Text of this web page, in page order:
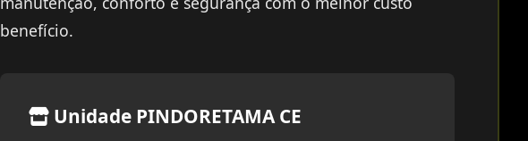
benefício.
Unidade PINDORETAMA CE